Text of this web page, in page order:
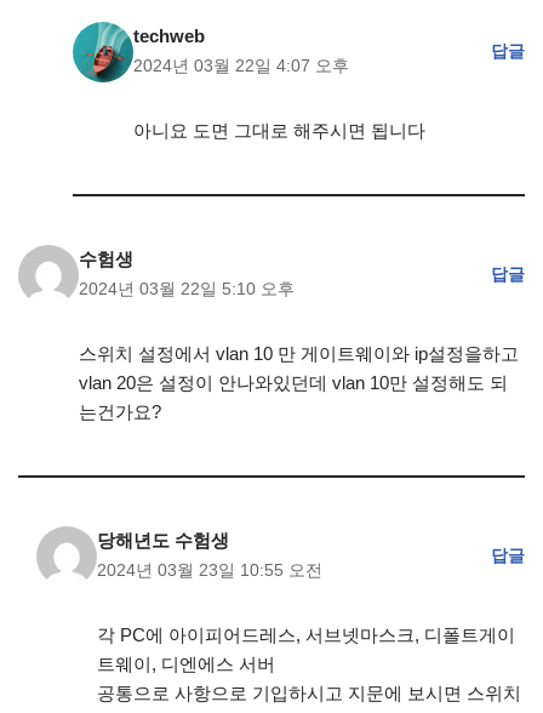
techweb
2024년 03월 22일 4:07 오후
답글
아니요 도면 그대로 해주시면 됩니다
수험생
2024년 03월 22일 5:10 오후
답글
스위치 설정에서 vlan 10 만 게이트웨이와 ip설정을하고
vlan 20은 설정이 안나와있던데 vlan 10만 설정해도 되
는건가요?
당해년도 수험생
2024년 03월 23일 10:55 오전
답글
각 PC에 아이피어드레스, 서브넷마스크, 디폴트게이
트웨이, 디엔에스 서버
공통으로 사항으로 기입하시고 지문에 보시면 스위치